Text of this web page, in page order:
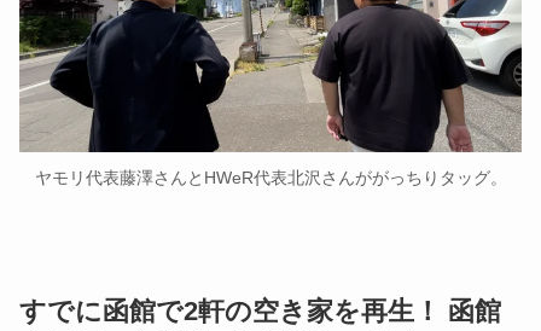
ヤモリ代表藤澤さんとHWeR代表北沢さんががっちりタッグ。
すでに函館で2軒の空き家を再生！ 函館